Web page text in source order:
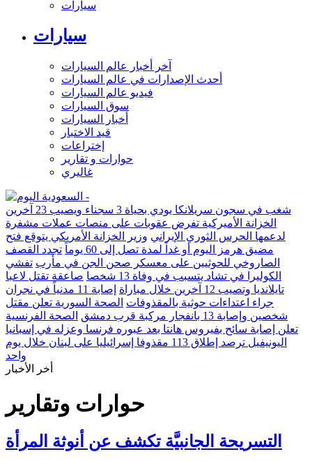
سيارات
سيارات
آخر أخبار عالم السيارات
أحدث الإصدارات في عالم السيارات
فيديو عالم السيارات
سوق السيارات
أخبار السيارات
قيد الاختبار
إختراعات
حوارات و تقارير
غاليري
شغب في سجون سريلانكا يودي بحياة 3 سجناء ويصيب 23 آخرين
الخزانة الأميركية تفرض عقوبات على منصات عملات مشفرة
لدعمها الحرس الثوري الإيراني وزير الخزانة الأمريكي يتوقع فتح
مضيق هرمز اليوم أو غداً لمدة تصل إلى 60 يوماً
تجدد القصف
الصاروخي للحوثيين على معسكر صحن الجن في مأرب تفشي
الكوليرا في تشاد يتسبب في وفاة 13 شخصا
صاعقة تقتل لاعبا
تايلانديا وتصيب 12 آخرين خلال مباراة
إصابة 11 مدنياً في نجران
جراء اعتداءات حوثية بالمقذوفات الصحة السورية تعلن مقتل
شخصين وإصابة 13 بانفجار مركبة قرب دمشق
الصحة الفرنسية
تعلن إصابة سائح بفيروس هانتا بعد عبوره فرنسا وعزله في إسبانيا
اليونيفيل ترصد إطلاق 113 مقذوفا إسرائيليا على لبنان خلال يوم
واحد
أخر الأخبار
حوارات وتقارير
التسريحة الجانبيَّة تكشف عن أنوثة المرأة